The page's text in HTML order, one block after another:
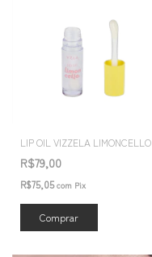
LIP OIL VIZZELA LIMONCELLO
R$79,00
R$75,05com Pix